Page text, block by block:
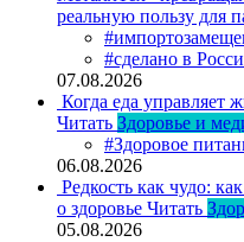
реальную пользу для
#сделано в
07.08.2026
Когда еда управляет
Читать Здоровье и
#Здоровое
06.08.2026
Редкость как чудо:
о здоровье Читать
05.08.2026